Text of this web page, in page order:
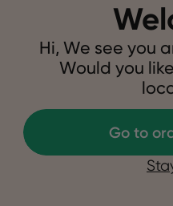
1 februari 2024
Wil je graag
maar weet je
Hi, We see you
Would you
Go to